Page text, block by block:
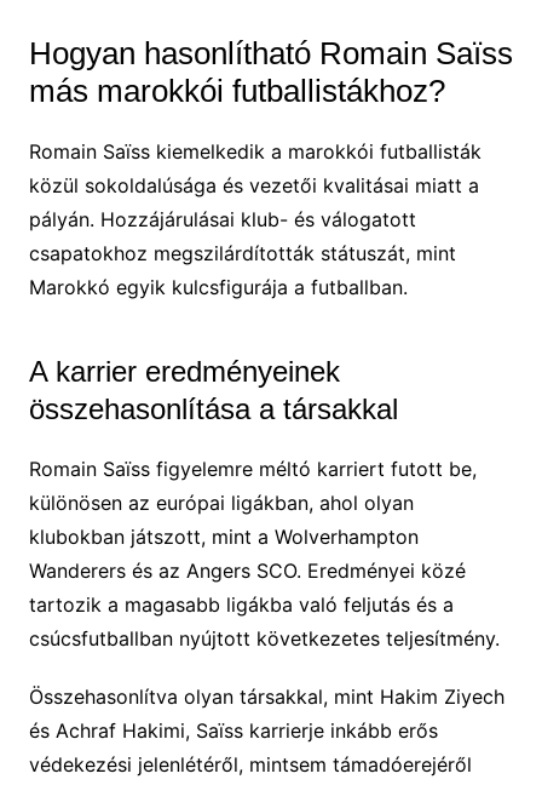
Hogyan hasonlítható Romain Saïss
más marokkói futballistákhoz?
Romain Saïss kiemelkedik a marokkói futballisták
közül sokoldalúsága és vezetői kvalitásai miatt a
pályán. Hozzájárulásai klub- és válogatott
csapatokhoz megszilárdították státuszát, mint
Marokkó egyik kulcsfigurája a futballban.
A karrier eredményeinek
összehasonlítása a társakkal
Romain Saïss figyelemre méltó karriert futott be,
különösen az európai ligákban, ahol olyan
klubokban játszott, mint a Wolverhampton
Wanderers és az Angers SCO. Eredményei közé
tartozik a magasabb ligákba való feljutás és a
csúcsfutballban nyújtott következetes teljesítmény.
Összehasonlítva olyan társakkal, mint Hakim Ziyech
és Achraf Hakimi, Saïss karrierje inkább erős
védekezési jelenlétéről, mintsem támadóerejéről